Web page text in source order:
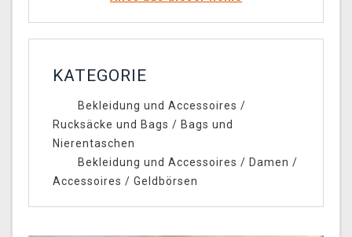
KATEGORIE
Bekleidung und Accessoires /
Rucksäcke und Bags / Bags und
Nierentaschen
Bekleidung und Accessoires / Damen /
Accessoires / Geldbörsen